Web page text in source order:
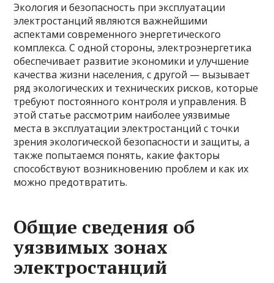
Экология и безопасность при эксплуатации
электростанций являются важнейшими
аспектами современного энергетического
комплекса. С одной стороны, электроэнергетика
обеспечивает развитие экономики и улучшение
качества жизни населения, с другой — вызывает
ряд экологических и технических рисков, которые
требуют постоянного контроля и управления. В
этой статье рассмотрим наиболее уязвимые
места в эксплуатации электростанций с точки
зрения экологической безопасности и защиты, а
также попытаемся понять, какие факторы
способствуют возникновению проблем и как их
можно предотвратить.
Общие сведения об
уязвимых зонах
электростанций